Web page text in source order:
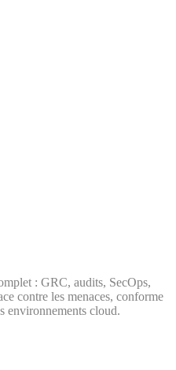
: GRC, audits, SecOps,
contre les menaces, conforme
environnements cloud.